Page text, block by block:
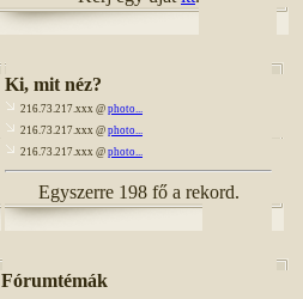
Ki, mit néz?
216.73.217.xxx @ photo...
216.73.217.xxx @ photo...
216.73.217.xxx @ photo...
Egyszerre 198 fő a rekord.
Fórumtémák